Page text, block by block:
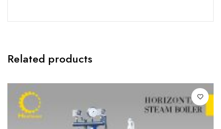
Related products